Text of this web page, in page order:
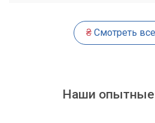
Microsoft Office - это не просто
инструментов, который
презентаций и электронной почты.
₴Смотреть
Наши опытные